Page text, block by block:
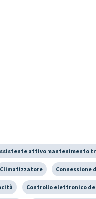
attivo mantenimento
Climatizzatore Connessione
Controllo elettronico